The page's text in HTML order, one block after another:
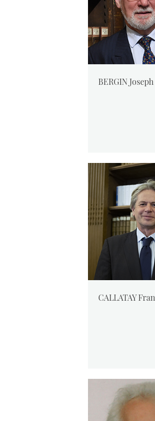
BERGIN Joseph
CALLATAY